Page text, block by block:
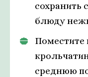
сохранить
блюду
Поместите
среднюю